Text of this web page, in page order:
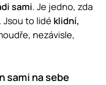
sami. Je jedno, zda
Jsou to lidé klidní,
nezávisle,
sami na sebe